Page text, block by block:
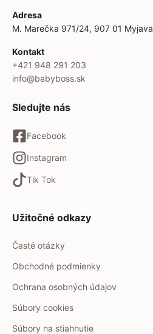
Adresa
M. Marečka 971/24, 907 01 Myjava
Kontakt
+421 948 291 203
info@babyboss.sk
Sledujte nás
Facebook
Instagram
Tik Tok
Užitočné odkazy
Časté otázky
Obchodné podmienky
Ochrana osobných údajov
Súbory cookies
Súbory na stiahnutie